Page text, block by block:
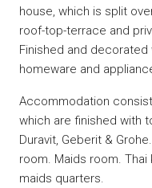
house, which is split
roof-top-terrace and
Finished and
homeware and
Accommodation
which are finished with
Duravit, Geberit &
room. Maids room. Thai
maids quarters.